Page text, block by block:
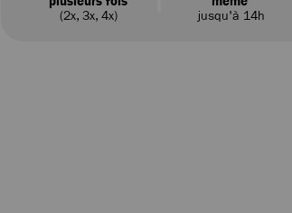
(2x, 3x, 4x) jusqu'à 14h